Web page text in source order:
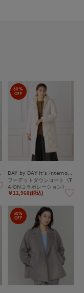
60%
OFF
フーデットダウンコート《T
AIONコラボレーション》
￥11,968(税込)
30%
OFF